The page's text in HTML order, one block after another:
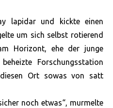
lapidar und kickte einen
um sich selbst rotierend
Horizont, ehe der junge
Forschungsstation
Ort sowas von satt
noch etwas“, murmelte